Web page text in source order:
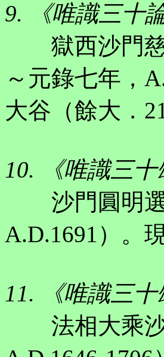
9. 《唯識三十
獄西沙門慈
～元錄七年，
大谷（餘大．
10. 《唯識三
沙門圓明選
A.D.1691）。
11. 《唯識三
法相大乘沙